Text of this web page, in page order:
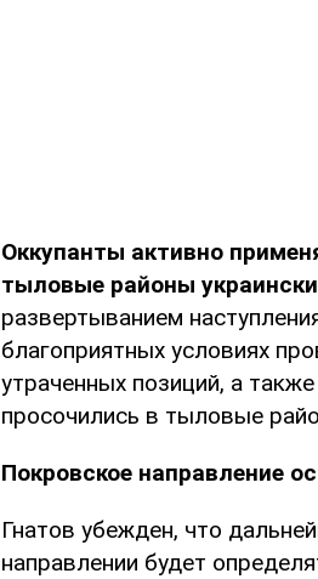
Оккупанты активно
тыловые районы
развертыванием
благоприятных условиях
утраченных позиций, а
просочились в тыловые
Покровское направление
Гнатов убежден, что
направлении будет